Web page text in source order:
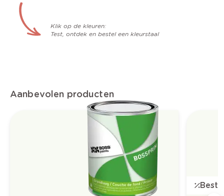
Klik op de kleuren:
Test, ontdek en bestel een kleurstaal
Aanbevolen producten